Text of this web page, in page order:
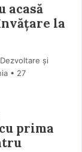
acasă
la
și
27
prima